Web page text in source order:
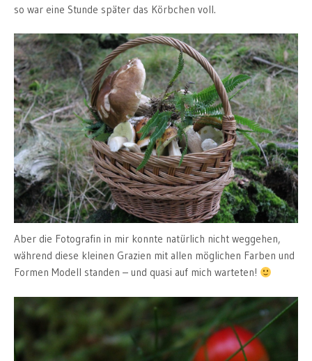
so war eine Stunde später das Körbchen voll.
Aber die Fotografin in mir konnte natürlich nicht weggehen,
während diese kleinen Grazien mit allen möglichen Farben und
Formen Modell standen – und quasi auf mich warteten!